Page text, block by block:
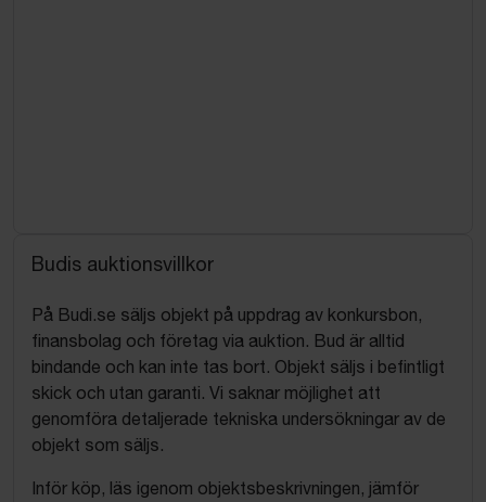
Budis auktionsvillkor
På Budi.se säljs objekt på uppdrag av konkursbon,
finansbolag och företag via auktion. Bud är alltid
bindande och kan inte tas bort. Objekt säljs i befintligt
skick och utan garanti. Vi saknar möjlighet att
genomföra detaljerade tekniska undersökningar av de
objekt som säljs.
Inför köp, läs igenom objektsbeskrivningen, jämför